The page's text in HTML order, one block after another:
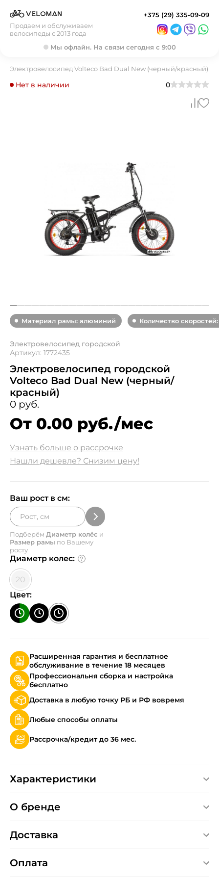
Продаем и обслуживаем
велосипеды с 2013 года
+375 (29) 335-09-09
Мы офлайн. На связи сегодня с 9:00
Электровелосипед Volteco Bad Dual New (черный/красный)
Нет в наличии 0
Материал рамы: алюминий Количество
Электровелосипед городской
Артикул: 1772435
Электровелосипед городской
Volteco Bad Dual New (черный/
красный)
0 руб.
От 0.00 руб./мес
Узнать больше о рассрочке
Нашли дешевле? Снизим цену!
Ваш рост в см:
Подберём Диаметр колёс и
Размер рамы по Вашему
росту
Диаметр колес:
20
Цвет:
Расширенная гарантия и бесплатное
обслуживание в течение 18 месяцев
Профессиональня сборка и настройка
бесплатно
Доставка в любую точку РБ и РФ вовремя
Любые способы оплаты
Рассрочка/кредит до 36 мес.
Характеристики
О бренде
Доставка
Оплата